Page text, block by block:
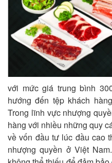
với mức giá trung bình
hướng đến tệp khách
Trong lĩnh vực nhượng
hàng với nhiều những quy
về vốn đầu tư lúc đầu cao
nhượng quyền ở Việt